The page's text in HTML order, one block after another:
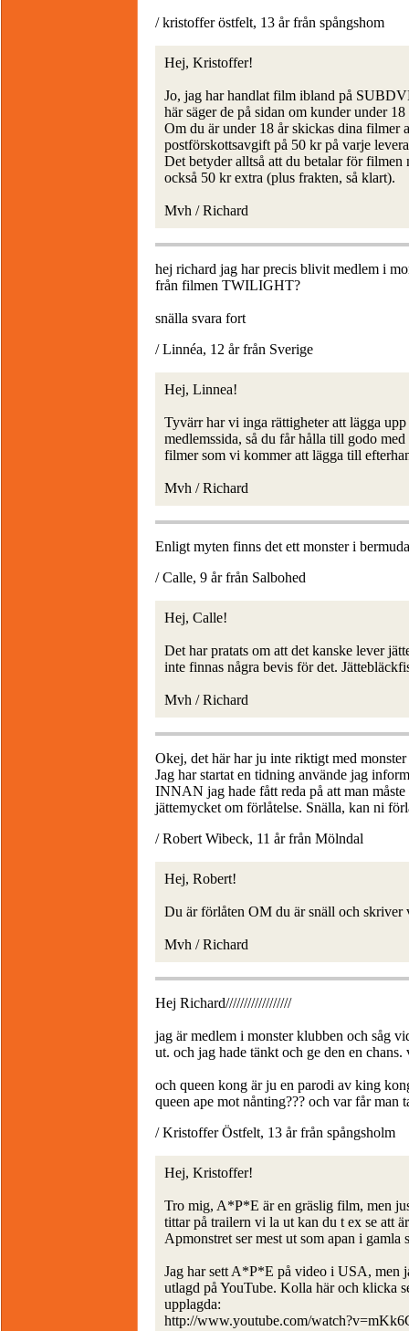
/ kristoffer östfelt, 13 år från spångshom
Hej, Kristoffer!
Jo, jag har handlat film ibland på
här säger de på sidan om kunder under 18
Om du är under 18 år skickas dina
postförskottsavgift på 50 kr på varje
Det betyder alltså att du betalar för filmen
också 50 kr extra (plus frakten, så klart).
Mvh / Richard
hej richard jag har precis blivit medlem i
från filmen TWILIGHT?
snälla svara fort
/ Linnéa, 12 år från Sverige
Hej, Linnea!
Tyvärr har vi inga rättigheter att lägga
medlemssida, så du får hålla till godo
filmer som vi kommer att lägga till
Mvh / Richard
Enligt myten finns det ett monster i
/ Calle, 9 år från Salbohed
Hej, Calle!
Det har pratats om att det kanske lever
inte finnas några bevis för det.
Mvh / Richard
Okej, det här har ju inte riktigt med monster
Jag har startat en tidning använde jag
INNAN jag hade fått reda på att man
jättemycket om förlåtelse. Snälla, kan ni
/ Robert Wibeck, 11 år från Mölndal
Hej, Robert!
Du är förlåten OM du är snäll och skriver
Mvh / Richard
Hej Richard//////////////////
jag är medlem i monster klubben och såg
ut. och jag hade tänkt och ge den en
och queen kong är ju en parodi av king
queen ape mot nånting??? och var får man
/ Kristoffer Östfelt, 13 år från spångsholm
Hej, Kristoffer!
Tro mig, A*P*E är en gräslig film, men
tittar på trailern vi la ut kan du t ex se att
Apmonstret ser mest ut som apan i
Jag har sett A*P*E på video i USA, men
utlagd på YouTube. Kolla här och klicka
upplagda:
http://www.youtube.com/